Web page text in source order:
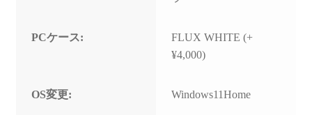
PCケース:
FLUX WHITE (+
¥4,000)
OS変更: Windows11Home